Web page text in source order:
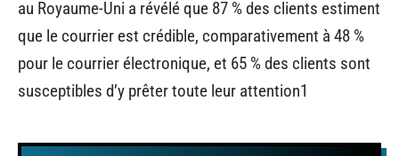
au Royaume-Uni a révélé que 87 % des clients estiment
que le courrier est crédible, comparativement à 48 %
pour le courrier électronique, et 65 % des clients sont
susceptibles d’y prêter toute leur attention1